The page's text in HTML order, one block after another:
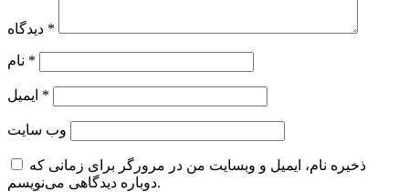
*
*
*
وب‌ سایت
ذخیره نام، ایمیل و وبسایت من در مرورگر برای زمانی که
دوباره دیدگاهی می‌نویسم.